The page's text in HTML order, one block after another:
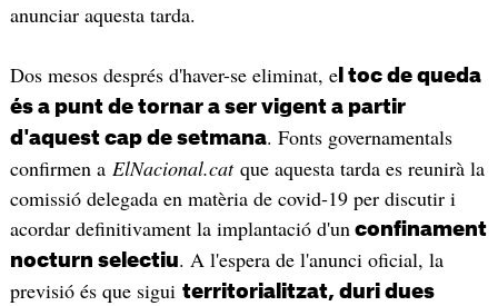
anunciar aquesta tarda.
Dos mesos després d'haver-se eliminat, el toc de queda
és a punt de tornar a ser vigent a partir
d'aquest cap de setmana. Fonts governamentals
confirmen a ElNacional.cat que aquesta tarda es reunirà la
comissió delegada en matèria de covid-19 per discutir i
acordar definitivament la implantació d'un confinament
nocturn selectiu. A l'espera de l'anunci oficial, la
previsió és que sigui territorialitzat, duri dues